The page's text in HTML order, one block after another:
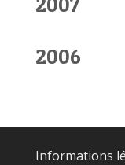
2006
Informations